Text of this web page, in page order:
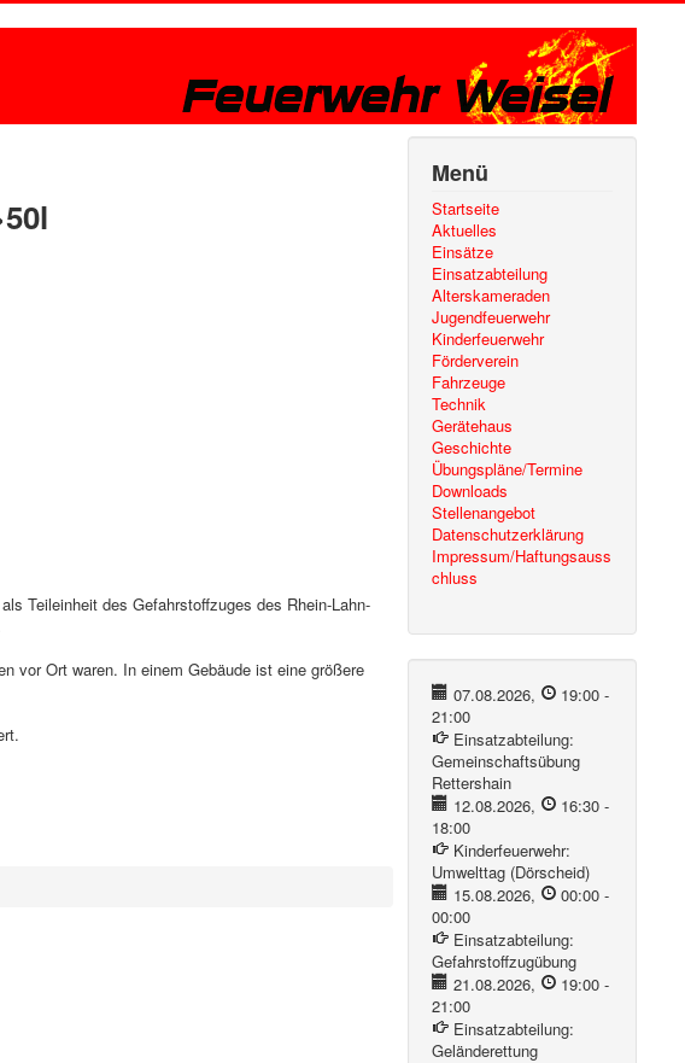
Teileinheit des Gefahrstoffzuges des Rhein-Lahn-
vor Ort waren. In einem Gebäude ist eine größere
Menü
Startseite
Aktuelles
Einsätze
Einsatzabteilung
Alterskameraden
Jugendfeuerwehr
Kinderfeuerwehr
Förderverein
Fahrzeuge
Technik
Gerätehaus
Geschichte
Übungspläne/Termine
Downloads
Stellenangebot
Datenschutzerklärung
Impressum/Haftungsauss
chluss
07.08.2026, 19:00-
21:00
Einsatzabteilung:
Gemeinschaftsübung
Rettershain
12.08.2026, 16:30-
18:00
Kinderfeuerwehr:
Umwelttag (Dörscheid)
15.08.2026, 00:00-
00:00
Einsatzabteilung:
Gefahrstoffzugübung
21.08.2026, 19:00-
21:00
Einsatzabteilung:
Geländerettung